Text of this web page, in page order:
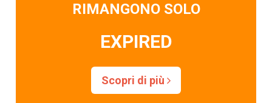
RIMANGONO SOLO
EXPIRED
Scopri di più